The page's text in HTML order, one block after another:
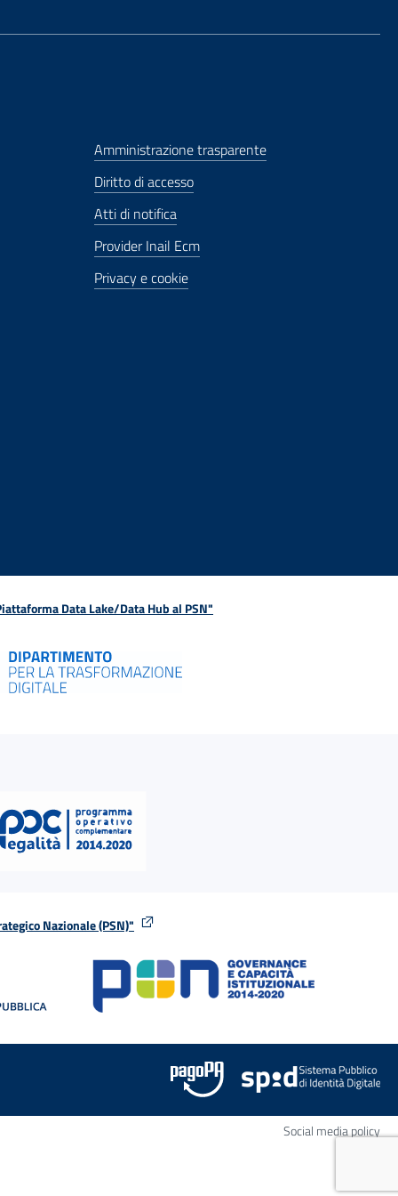
Amministrazione trasparente
Diritto di accesso
Atti di notifica
Provider Inail Ecm
Privacy e cookie
Data Lake/Data Hub al PSN"
Nazionale (PSN)"
stessa finestra
Social media policy